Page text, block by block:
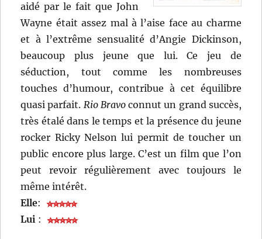
aidé par le fait que John
Wayne était assez mal à l’aise face au charme
et à l’extrême sensualité d’Angie Dickinson,
beaucoup plus jeune que lui. Ce jeu de
séduction, tout comme les nombreuses
touches d’humour, contribue à cet équilibre
quasi parfait. Rio Bravoconnut un grand succès,
très étalé dans le temps et la présence du jeune
rocker Ricky Nelson lui permit de toucher un
public encore plus large. C’est un film que l’on
peut revoir régulièrement avec toujours le
même intérêt.
Elle:
Lui :